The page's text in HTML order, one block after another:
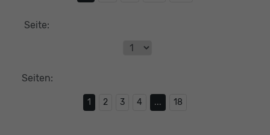
Seite:
Seiten:
1 2 3 4 ... 18